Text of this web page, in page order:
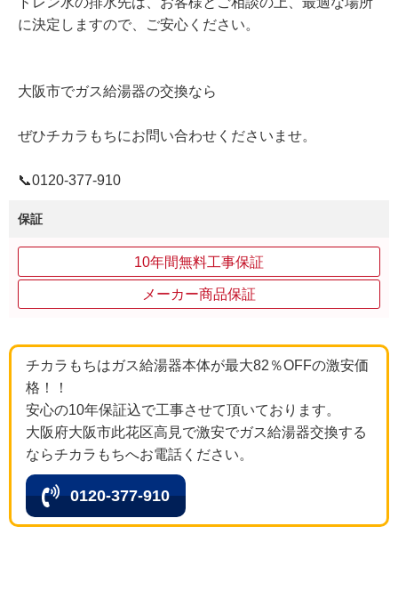
に決定しますので、ご安心ください。
大阪市でガス給湯器の交換なら
ぜひチカラもちにお問い合わせくださいませ。
📞0120‐377‐910
保証
10年間無料工事保証
メーカー商品保証
チカラもちはガス給湯器本体が最大82％OFFの激安価
格！！
安心の10年保証込で工事させて頂いております。
大阪府大阪市此花区高見で激安でガス給湯器交換する
ならチカラもちへお電話ください。
0120-377-910